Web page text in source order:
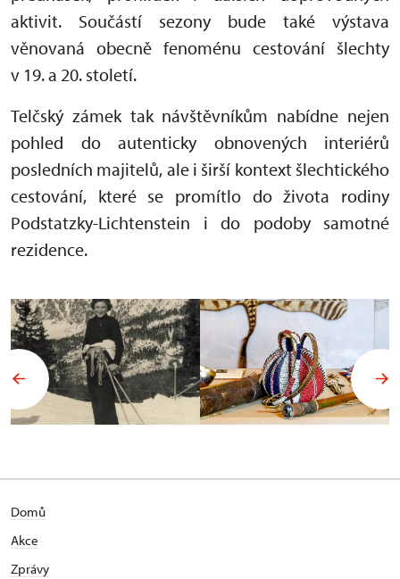
aktivit. Součástí sezony bude také výstava
věnovaná obecně fenoménu cestování šlechty
v 19. a 20. století.
Telčský zámek tak návštěvníkům nabídne nejen
pohled do autenticky obnovených interiérů
posledních majitelů, ale i širší kontext šlechtického
cestování, které se promítlo do života rodiny
Podstatzky-Lichtenstein i do podoby samotné
rezidence.
Domů
Akce
Zprávy